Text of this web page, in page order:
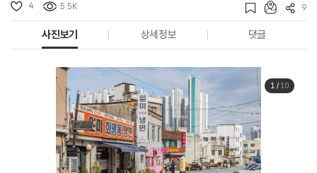
4 5.5K 9
사진보기 상세정보 댓글
1/ 10